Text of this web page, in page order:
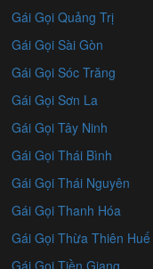
Gái Gọi Quảng Trị
Gái Gọi Sài Gòn
Gái Gọi Sóc Trăng
Gái Gọi Sơn La
Gái Gọi Tây Ninh
Gái Gọi Thái Bình
Gái Gọi Thái Nguyên
Gái Gọi Thanh Hóa
Gái Gọi Thừa Thiên Huế